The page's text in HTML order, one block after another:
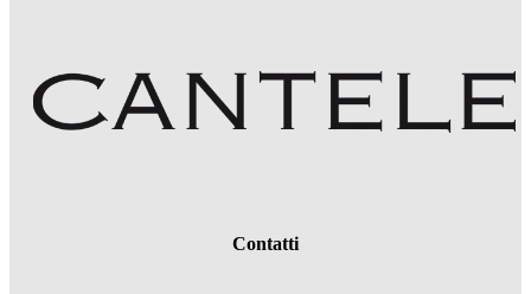
Contatti